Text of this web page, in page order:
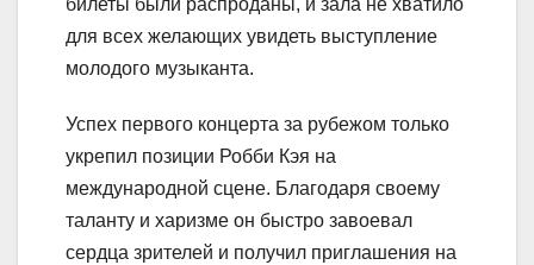
для всех желающих увидеть выступление
молодого музыканта.
Успех первого концерта за рубежом только
укрепил позиции Робби Кэя на
международной сцене. Благодаря своему
таланту и харизме он быстро завоевал
сердца зрителей и получил приглашения на